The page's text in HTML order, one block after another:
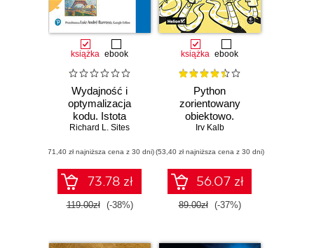
książka ebook
Wydajność i
optymalizacja
kodu. Istota
dynamiki działania
Richard L. Sites
(71,40 zł najniższa cena z 30 dni)
73.78 zł
119.00zł (-38%)
książka ebook
Python
zorientowany
obiektowo.
Programowanie
interfejsów
użytkownika
Irv Kalb
(53,40 zł najniższa cena z 30 dni)
56.07 zł
89.00zł (-37%)